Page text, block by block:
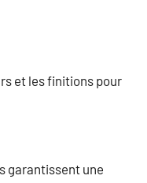
et les finitions pour
garantissent une